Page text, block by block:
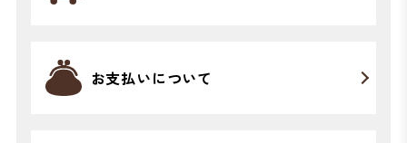
お支払いについて